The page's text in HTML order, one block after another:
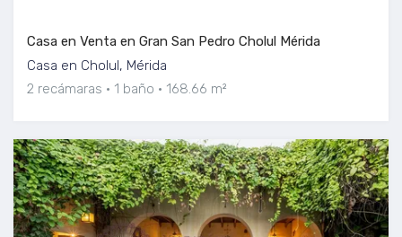
Casa en Venta en Gran San Pedro Cholul Mérida
Casa en Cholul, Mérida
2 recámaras
1 baño 168.66 m²